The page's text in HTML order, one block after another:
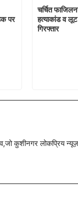
पर
चर्चित
हत्याकांड व
गिरफ्तार
कुशीनगर लोकप्रिय